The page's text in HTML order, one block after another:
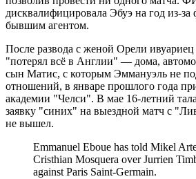
дисквалифицировала Эбуэ на год из-
бывшим агентом.
После развода с женой Орели ивуариец
"потерял всё в Англии" — дома,
сын Матис, с которым Эммануэль не
отношений, в январе прошлого года
академии "Челси". В мае 16-летний
заявку "синих" на выездной матч с
не вышел.
Emmanuel Eboue has told Mikel
Cristhian Mosquera over Jurrien
against Paris Saint-Germain.